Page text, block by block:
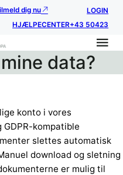
dig nu
LOGIN
HJÆLPECENTER+43 50423
data?
konto i vores
kompatible
slettes automatisk
download og sletning
er mulig til